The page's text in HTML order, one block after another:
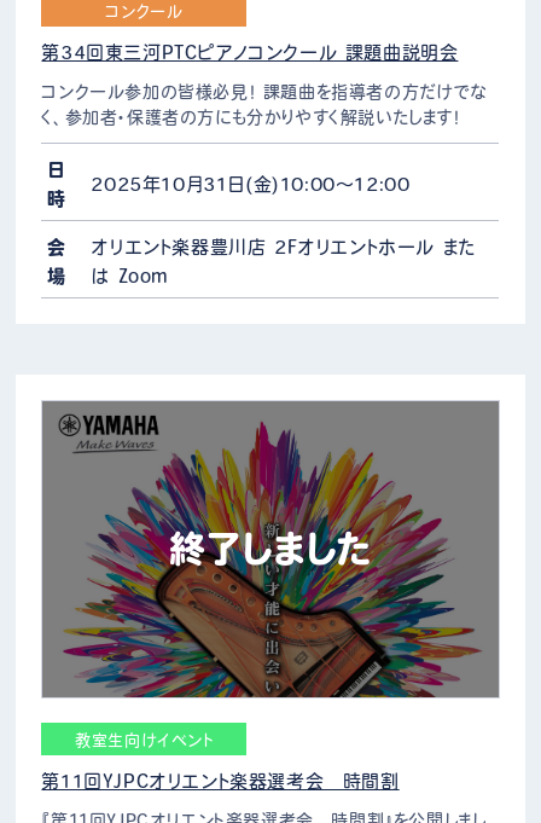
コンクール
第34回東三河PTCピアノコンクール 課題曲説明会
コンクール参加の皆様必見！ 課題曲を指導者の方だけでな
く、参加者・保護者の方にも分かりやすく解説いたします！
2026年3月開催の第34回東三河PTCピアノコンクールに
ついて、多くの方にご参加いただけるよう、例年より課題…
日
時
2025年10月31日(金)10:00～12:00
会
場
オリエント楽器豊川店 2Fオリエントホール また
は Zoom
終了しました
教室生向けイベント
第11回YJPCオリエント楽器選考会 時間割